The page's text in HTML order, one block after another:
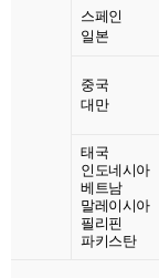
스페인
일본
중국
대만
태국
인도네시아
베트남
말레이시아
필리핀
파키스탄